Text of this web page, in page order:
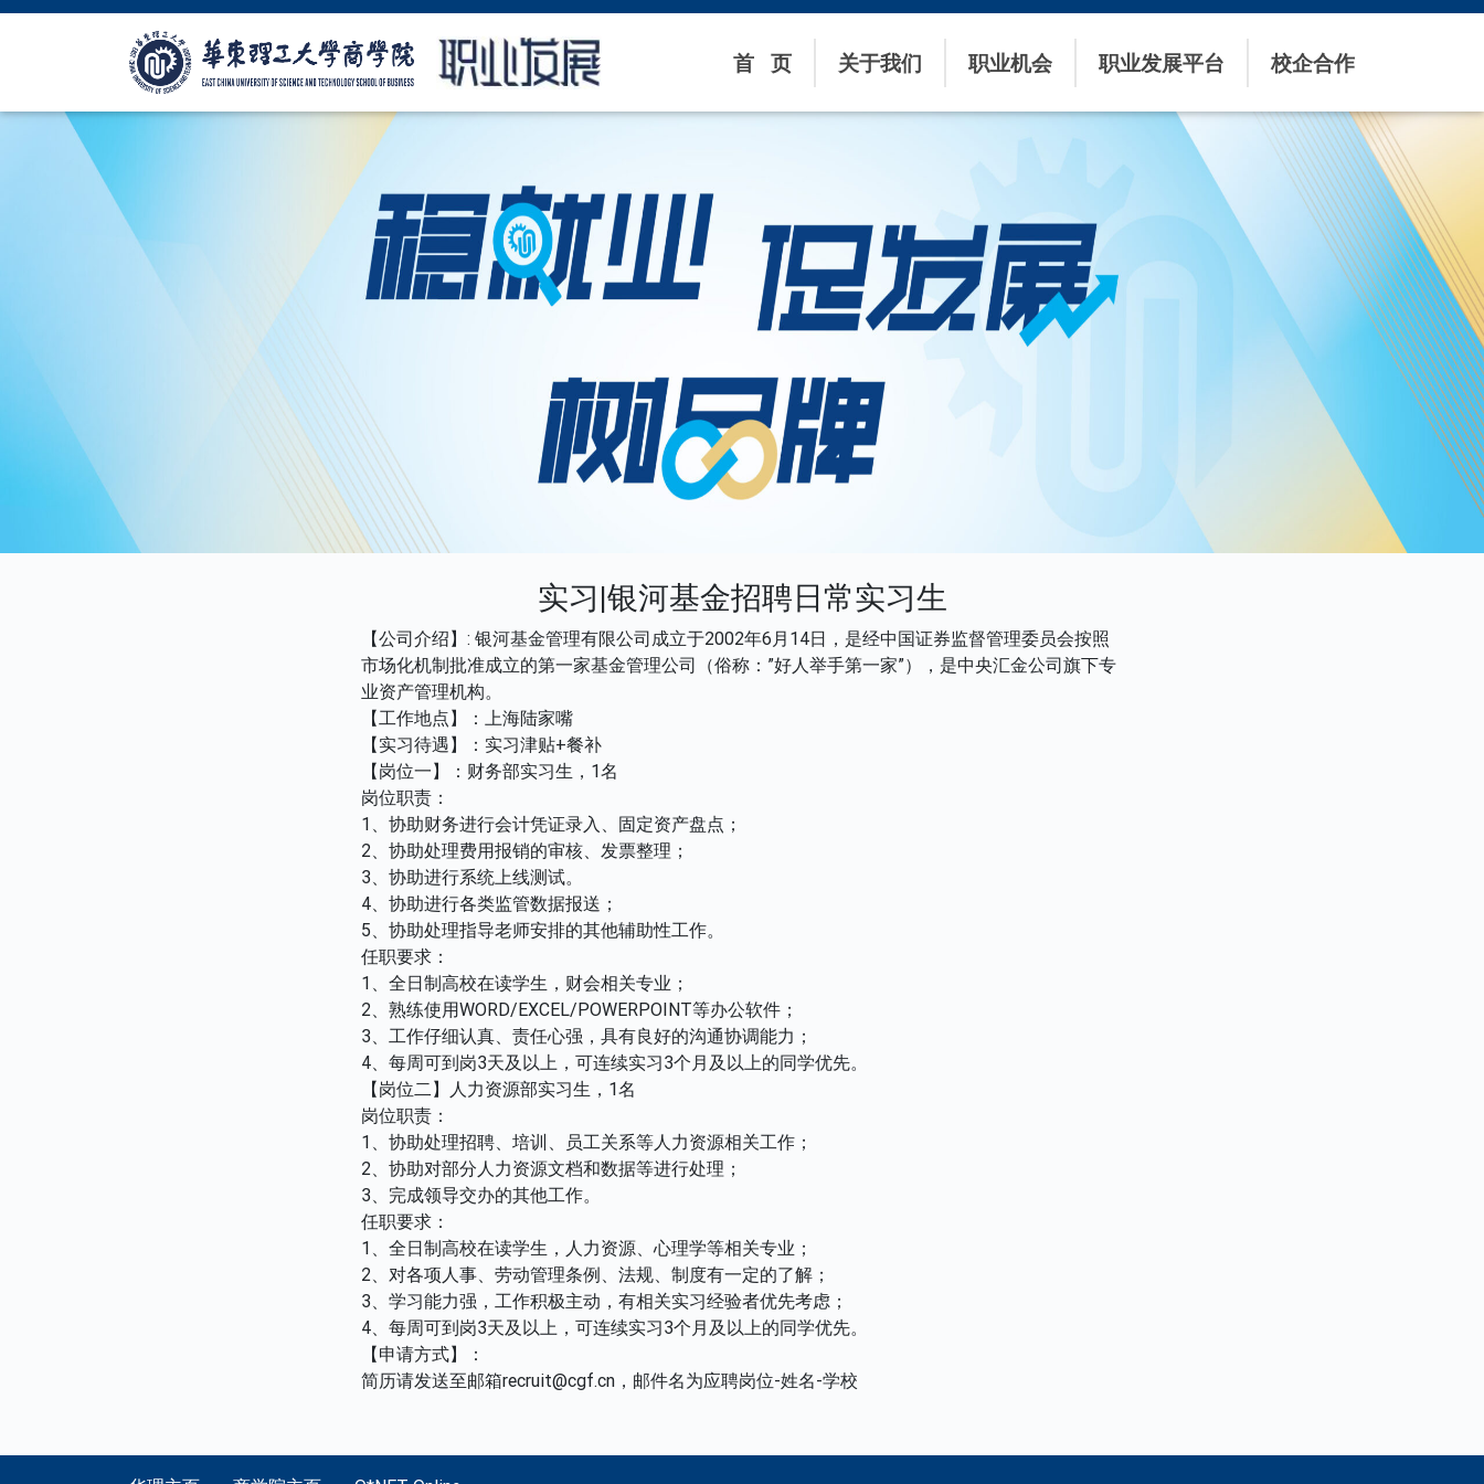
首 页 关于我们 职业机会 职业发展平台 校企合作
实习|银河基金招聘日常实习生
【公司介绍】: 银河基金管理有限公司成立于2002年6月14日，是经中国证券监督管理委员会按照
市场化机制批准成立的第一家基金管理公司（俗称：”好人举手第一家”），是中央汇金公司旗下专
业资产管理机构。
【工作地点】：上海陆家嘴
【实习待遇】：实习津贴+餐补
【岗位一】：财务部实习生，1名
岗位职责：
1、协助财务进行会计凭证录入、固定资产盘点；
2、协助处理费用报销的审核、发票整理；
3、协助进行系统上线测试。
4、协助进行各类监管数据报送；
5、协助处理指导老师安排的其他辅助性工作。
任职要求：
1、全日制高校在读学生，财会相关专业；
2、熟练使用WORD/EXCEL/POWERPOINT等办公软件；
3、工作仔细认真、责任心强，具有良好的沟通协调能力；
4、每周可到岗3天及以上，可连续实习3个月及以上的同学优先。
【岗位二】人力资源部实习生，1名
岗位职责：
1、协助处理招聘、培训、员工关系等人力资源相关工作；
2、协助对部分人力资源文档和数据等进行处理；
3、完成领导交办的其他工作。
任职要求：
1、全日制高校在读学生，人力资源、心理学等相关专业；
2、对各项人事、劳动管理条例、法规、制度有一定的了解；
3、学习能力强，工作积极主动，有相关实习经验者优先考虑；
4、每周可到岗3天及以上，可连续实习3个月及以上的同学优先。
【申请方式】：
简历请发送至邮箱recruit@cgf.cn，邮件名为应聘岗位-姓名-学校